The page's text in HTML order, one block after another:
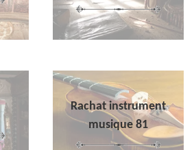
Rachat instrument
musique 81